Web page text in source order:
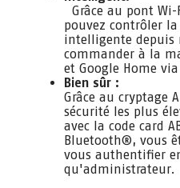
Grâce au pont
pouvez contrôler
intelligente
commander à la
et Google Home
Bien sûr :
Grâce au cryptage
sécurité les plus
avec la code card
Bluetooth®, vous
vous authentifier
qu'administrateur.